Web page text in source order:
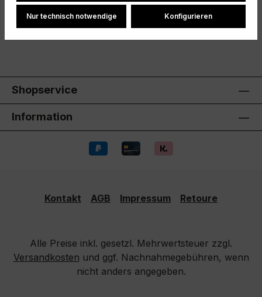
Hersteller
Shopservice
Information
Kontakt AGB Impressum Retoure
Alle Preise inkl. gesetzl. Mehrwertsteuer zzgl.
Versandkosten und ggf. Nachnahmegebühren, wenn
nicht anders angegeben.
Nur technisch notwendige Konfigurieren